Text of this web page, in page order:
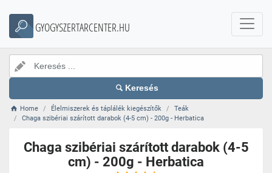
GYOGYSZERTARCENTER.HU
Keresés
Home Élelmiszerek és táplálék kiegészítők
Teák
Chaga szibériai szárított darabok (4-5 cm) - 200g - Herbatica
Chaga szibériai szárított darabok (4-5
cm) - 200g - Herbatica